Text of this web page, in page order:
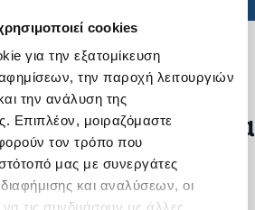
cookies
για την εξατομίκευση
την παροχή λειτουργιών
την ανάλυση της
Επιπλέον, μοιραζόμαστε
τον τρόπο που
μας με συνεργάτες
και αναλύσεων, οι
τις συνδυάσουν με άλλες
προϊόντα με τα
φίλτρα